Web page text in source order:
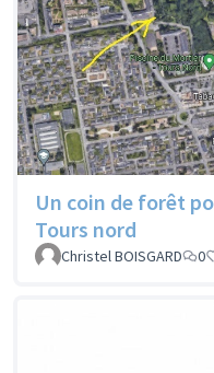
Un coin de forêt
Tours nord
Christel BOISGARD 0